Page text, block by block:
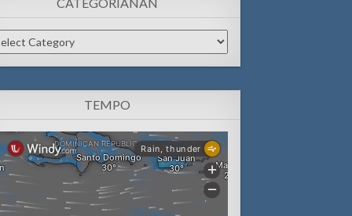
CATEGORIANAN
TEMPO